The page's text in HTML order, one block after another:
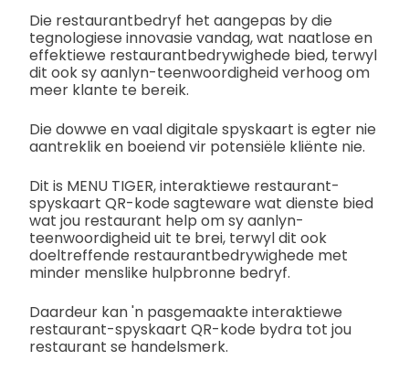
Die restaurantbedryf het aangepas by die
tegnologiese innovasie vandag, wat naatlose en
effektiewe restaurantbedrywighede bied, terwyl
dit ook sy aanlyn-teenwoordigheid verhoog om
meer klante te bereik.
Die dowwe en vaal digitale spyskaart is egter nie
aantreklik en boeiend vir potensiële kliënte nie.
Dit is MENU TIGER, interaktiewe restaurant-
spyskaart QR-kode sagteware wat dienste bied
wat jou restaurant help om sy aanlyn-
teenwoordigheid uit te brei, terwyl dit ook
doeltreffende restaurantbedrywighede met
minder menslike hulpbronne bedryf.
Daardeur kan 'n pasgemaakte interaktiewe
restaurant-spyskaart QR-kode bydra tot jou
restaurant se handelsmerk.